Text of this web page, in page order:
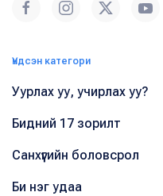
Үндсэн категори
Уурлах уу, учирлах уу?
Бидний 17 зорилт
Санхүүгийн боловсрол
Би нэг удаа